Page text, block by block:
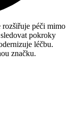
rozšiřuje péči mimo
pokroky
léčbu.
značku.